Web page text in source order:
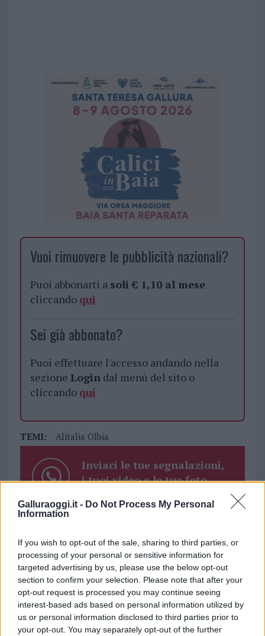
Galluraoggi.it - Do Not Process My Personal
Information
If you wish to opt-out of the sale, sharing to third parties, or
processing of your personal or sensitive information for
targeted advertising by us, please use the below opt-out
section to confirm your selection. Please note that after your
opt-out request is processed you may continue seeing
interest-based ads based on personal information utilized by
us or personal information disclosed to third parties prior to
your opt-out. You may separately opt-out of the further
Vuoi rimuovere le pubblicità nazionali?
Puoi abbonarti a soli € 1,10 al mese
cliccando qui
Sei già abbonato?
Puoi effettuare l'accesso andando nella
sezione Logindal menù del sito o
cliccando qui
TEMI: Alitalia Olbia
Inviaci le tue segnalazioni,
i tuoi video e le tue foto
345 356 7512
Notizie in tempo reale?
Entra nel canale telegram di
GalluraOggi.it